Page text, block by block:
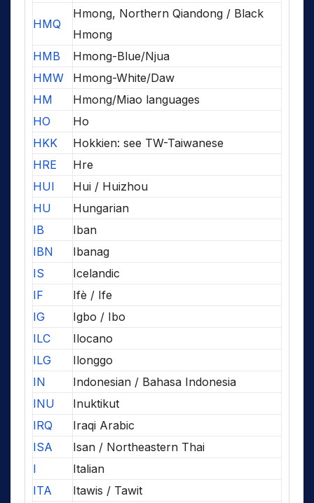
HMQ
Hmong, Northern Qiandong / Black
Hmong
HMB
Hmong-Blue/Njua
HMW
Hmong-White/Daw
HM
Hmong/Miao languages
HO
Ho
HKK
Hokkien: see TW-Taiwanese
HRE
Hre
HUI
Hui / Huizhou
HU
Hungarian
IB
Iban
IBN
Ibanag
IS
Icelandic
IF
Ifè / Ife
IG
Igbo / Ibo
ILC
Ilocano
ILG
Ilonggo
IN
Indonesian / Bahasa Indonesia
INU
Inuktikut
IRQ
Iraqi Arabic
ISA
Isan / Northeastern Thai
I
Italian
ITA
Itawis / Tawit